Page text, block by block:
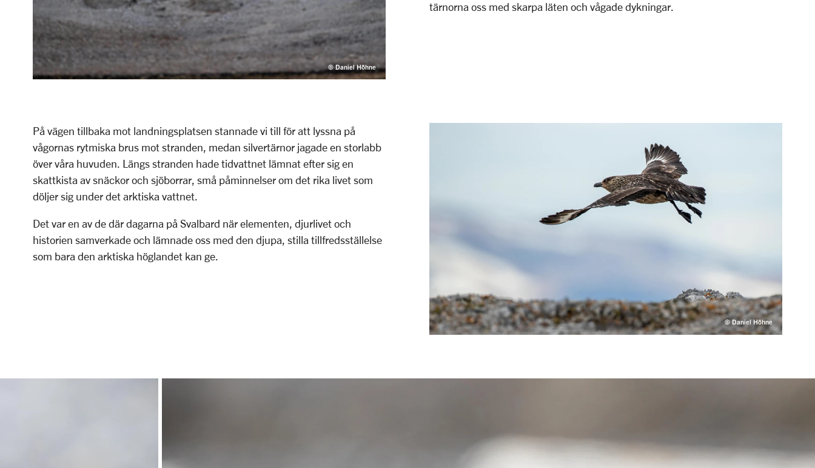
© Daniel Höhne
tärnorna oss med skarpa läten och vågade dykningar.
På vägen tillbaka mot landningsplatsen stannade vi till för att lyssna på
vågornas rytmiska brus mot stranden, medan silvertärnor jagade en storlabb
över våra huvuden. Längs stranden hade tidvattnet lämnat efter sig en
skattkista av snäckor och sjöborrar, små påminnelser om det rika livet som
döljer sig under det arktiska vattnet.
Det var en av de där dagarna på Svalbard när elementen, djurlivet och
historien samverkade och lämnade oss med den djupa, stilla tillfredsställelse
som bara den arktiska höglandet kan ge.
© Daniel Höhne